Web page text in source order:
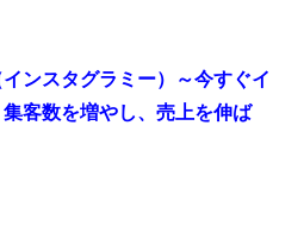
ンスタグラミー）～今すぐイ
客数を増やし、売上を伸ば